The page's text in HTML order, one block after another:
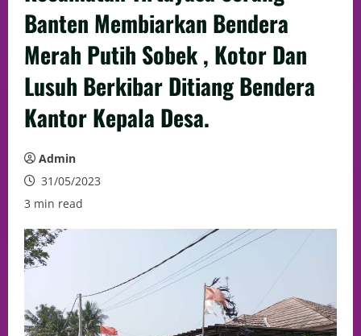
Banten Membiarkan Bendera
Merah Putih Sobek , Kotor Dan
Lusuh Berkibar Ditiang Bendera
Kantor Kepala Desa.
Admin
31/05/2023
3 min read